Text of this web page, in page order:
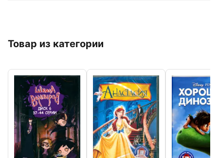
Товар из категории